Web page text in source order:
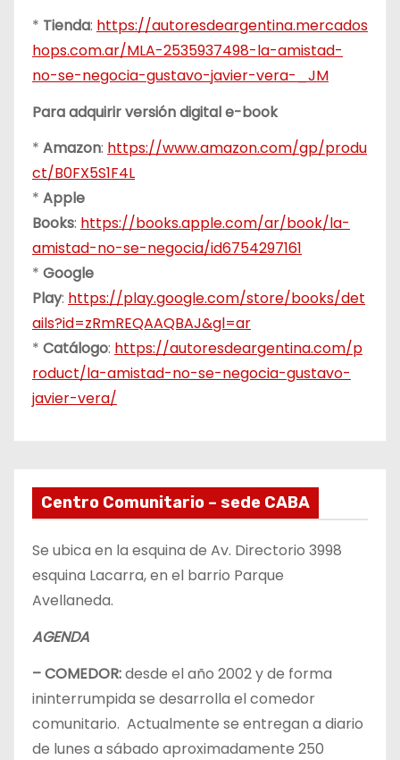
* Tienda: https://autoresdeargentina.mercados
hops.com.ar/MLA-2535937498-la-amistad-
no-se-negocia-gustavo-javier-vera-_JM
Para adquirir versión digital e-book
* Amazon: https://www.amazon.com/gp/produ
ct/B0FX5S1F4L
* Apple
Books: https://books.apple.com/ar/book/la-
amistad-no-se-negocia/id6754297161
* Google
Play: https://play.google.com/store/books/det
ails?id=zRmREQAAQBAJ&gl=ar
* Catálogo: https://autoresdeargentina.com/p
roduct/la-amistad-no-se-negocia-gustavo-
javier-vera/
Centro Comunitario – sede CABA
Se ubica en la esquina de Av. Directorio 3998
esquina Lacarra, en el barrio Parque
Avellaneda.
AGENDA
– COMEDOR:desde el año 2002 y de forma
ininterrumpida se desarrolla el comedor
comunitario. Actualmente se entregan a diario
de lunes a sábado aproximadamente 250